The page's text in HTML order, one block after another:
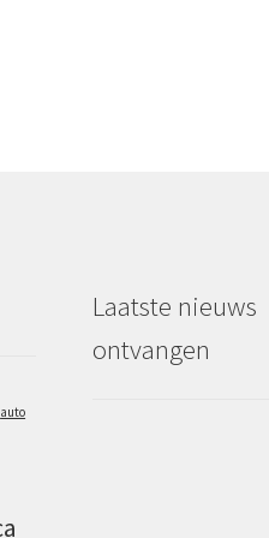
auto
Laatste nieuws
ontvangen